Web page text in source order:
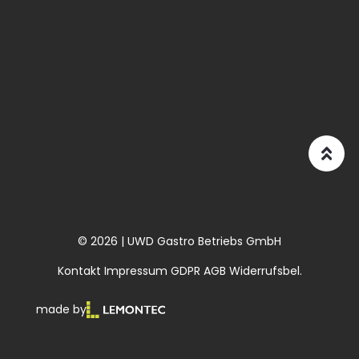
© 2026 | UWD Gastro Betriebs GmbH
Kontakt Impressum GDPR AGB Widerrufsbel.
made by